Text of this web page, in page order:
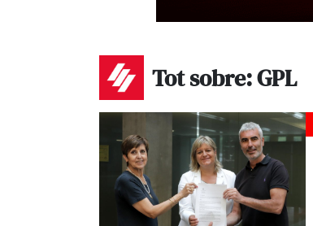
Tot sobre: GPL